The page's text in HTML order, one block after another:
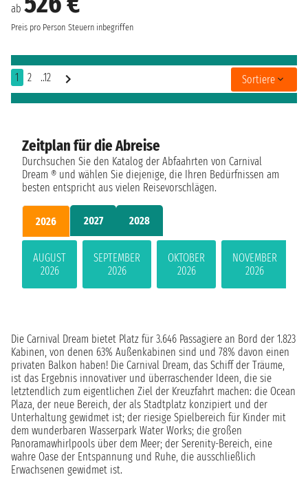
ab
Preis pro Person Steuern inbegriffen
1 2 ..12 Sortiere
Zeitplan für die Abreise
Durchsuchen Sie den Katalog der Abfaahrten von Carnival
Dream ® und wählen Sie diejenige, die Ihren Bedürfnissen am
besten entspricht aus vielen Reisevorschlägen.
2026 2027 2028
AUGUST
2026
SEPTEMBER
2026
OKTOBER
2026
NOVEMBER
2026
Die Carnival Dream bietet Platz für 3.646 Passagiere an Bord der 1.823
Kabinen, von denen 63% Außenkabinen sind und 78% davon einen
privaten Balkon haben! Die Carnival Dream, das Schiff der Träume,
ist das Ergebnis innovativer und überraschender Ideen, die sie
letztendlich zum eigentlichen Ziel der Kreuzfahrt machen: die Ocean
Plaza, der neue Bereich, der als Stadtplatz konzipiert und der
Unterhaltung gewidmet ist; der riesige Spielbereich für Kinder mit
dem wunderbaren Wasserpark Water Works; die großen
Panoramawhirlpools über dem Meer; der Serenity-Bereich, eine
wahre Oase der Entspannung und Ruhe, die ausschließlich
Erwachsenen gewidmet ist.